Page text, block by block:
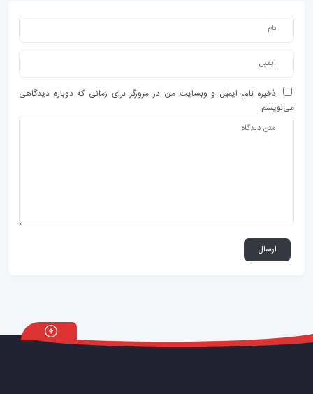
ذخیره نام، ایمیل و وبسایت من در مرورگر برای زمانی که دوباره دیدگاهی
می‌نویسم.